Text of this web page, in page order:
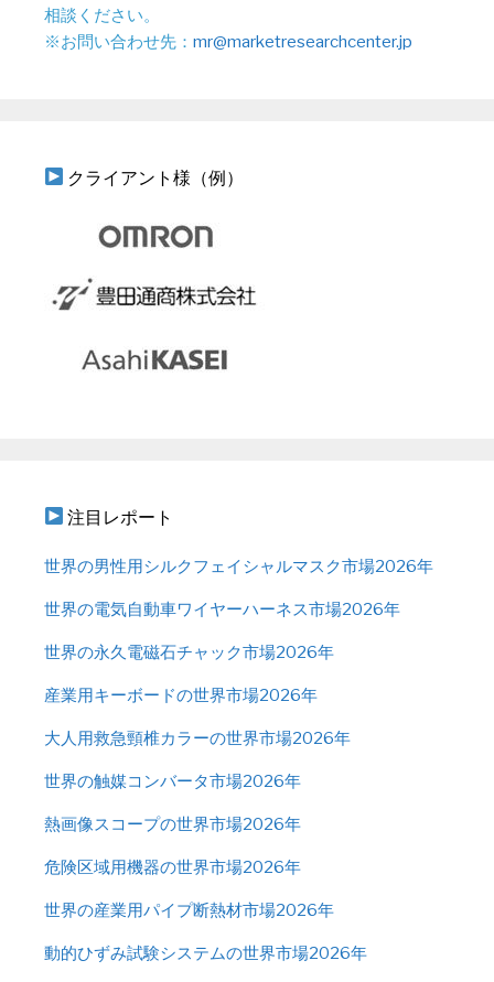
相談ください。
※お問い合わせ先： mr@marketresearchcenter.jp
クライアント様（例）
注目レポート
世界の男性用シルクフェイシャルマスク市場2026年
世界の電気自動車ワイヤーハーネス市場2026年
世界の永久電磁石チャック市場2026年
産業用キーボードの世界市場2026年
大人用救急頸椎カラーの世界市場2026年
世界の触媒コンバータ市場2026年
熱画像スコープの世界市場2026年
危険区域用機器の世界市場2026年
世界の産業用パイプ断熱材市場2026年
動的ひずみ試験システムの世界市場2026年